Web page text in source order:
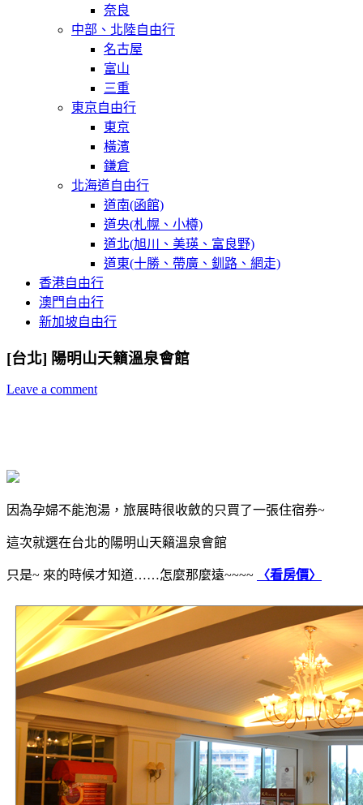
奈良
中部、北陸自由行
名古屋
富山
三重
東京自由行
東京
橫濱
鎌倉
北海道自由行
道南(函館)
道央(札幌、小樽)
道北(旭川、美瑛、富良野)
道東(十勝、帶廣、釧路、網走)
香港自由行
澳門自由行
新加坡自由行
[台北] 陽明山天籟溫泉會館
Leave a comment
因為孕婦不能泡湯，旅展時很收斂的只買了一張住宿券~
這次就選在台北的陽明山天籟溫泉會館
只是~ 來的時候才知道……怎麼那麼遠~~~~ 〈看房價〉